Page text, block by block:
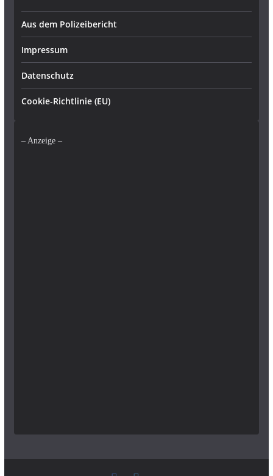
Aus dem Polizeibericht
Impressum
Datenschutz
Cookie-Richtlinie (EU)
– Anzeige –